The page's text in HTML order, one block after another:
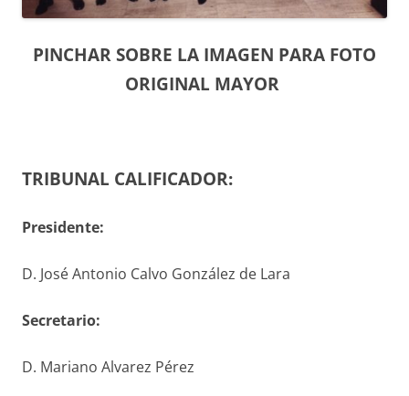
PINCHAR SOBRE LA IMAGEN PARA FOTO
ORIGINAL MAYOR
TRIBUNAL CALIFICADOR:
Presidente:
D. José Antonio Calvo González de Lara
Secretario:
D. Mariano Alvarez Pérez